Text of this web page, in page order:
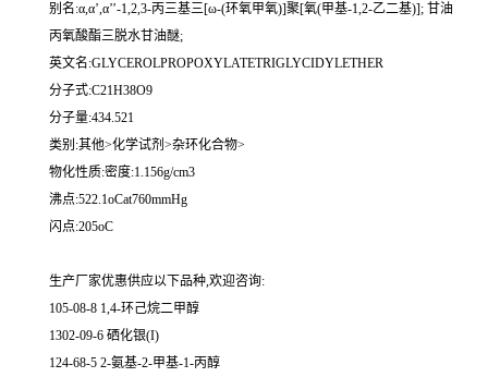
别名:α,α’,α’’-1,2,3-丙三基三[ω-(环氧甲氧)]聚[氧(甲基-1,2-乙二基)]; 甘油
丙氧酸酯三脱水甘油醚;
英文名:GLYCEROLPROPOXYLATETRIGLYCIDYLETHER
分子式:C21H38O9
分子量:434.521
类别:其他>化学试剂>杂环化合物>
物化性质:密度:1.156g/cm3
沸点:522.1oCat760mmHg
闪点:205oC
生产厂家优惠供应以下品种,欢迎咨询:
105-08-8 1,4-环己烷二甲醇
1302-09-6 硒化银(I)
124-68-5 2-氨基-2-甲基-1-丙醇